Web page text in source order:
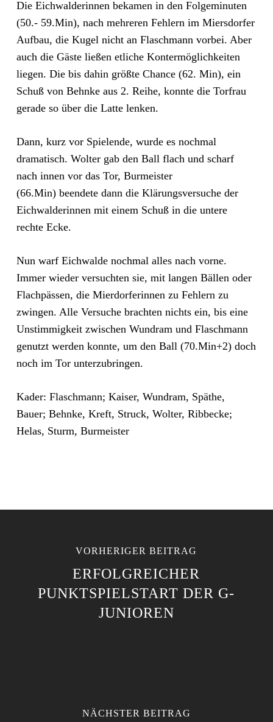
Die Eichwalderinnen bekamen in den Folgeminuten
(50.- 59.Min), nach mehreren Fehlern im Miersdorfer
Aufbau, die Kugel nicht an Flaschmann vorbei. Aber
auch die Gäste ließen etliche Kontermöglichkeiten
liegen. Die bis dahin größte Chance (62. Min), ein
Schuß von Behnke aus 2. Reihe, konnte die Torfrau
gerade so über die Latte lenken.
Dann, kurz vor Spielende, wurde es nochmal
dramatisch. Wolter gab den Ball flach und scharf
nach innen vor das Tor, Burmeister
(66.Min) beendete dann die Klärungsversuche der
Eichwalderinnen mit einem Schuß in die untere
rechte Ecke.
Nun warf Eichwalde nochmal alles nach vorne.
Immer wieder versuchten sie, mit langen Bällen oder
Flachpässen, die Mierdorferinnen zu Fehlern zu
zwingen. Alle Versuche brachten nichts ein, bis eine
Unstimmigkeit zwischen Wundram und Flaschmann
genutzt werden konnte, um den Ball (70.Min+2) doch
noch im Tor unterzubringen.
Kader: Flaschmann; Kaiser, Wundram, Späthe,
Bauer; Behnke, Kreft, Struck, Wolter, Ribbecke;
Helas, Sturm, Burmeister
VORHERIGER BEITRAG
ERFOLGREICHER
PUNKTSPIELSTART DER G-
JUNIOREN
NÄCHSTER BEITRAG